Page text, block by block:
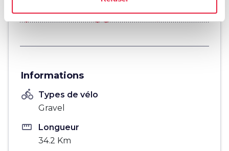
vertical_align_bottom 245 mt
Informations
directions_bike Types de vélo
Gravel
straighten
Longueur
34.2 Km